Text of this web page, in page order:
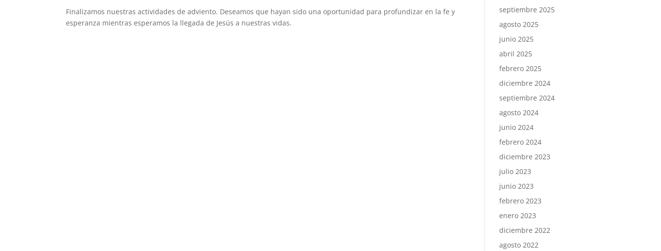
Finalizamos nuestras actividades de adviento. Deseamos que hayan sido una oportunidad para profundizar en la fe y
esperanza mientras esperamos la llegada de Jesús a nuestras vidas.
septiembre 2025
agosto 2025
junio 2025
abril 2025
febrero 2025
diciembre 2024
septiembre 2024
agosto 2024
junio 2024
febrero 2024
diciembre 2023
julio 2023
junio 2023
febrero 2023
enero 2023
diciembre 2022
agosto 2022